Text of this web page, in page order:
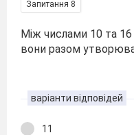
Запитання 8
Між числами 10 та
вони разом
варіанти відповідей
11